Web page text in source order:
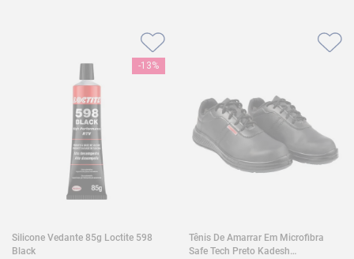
-13%
Silicone Vedante 85g Loctite 598
Black
Tênis De Amarrar Em Microfibra
Safe Tech Preto Kadesh